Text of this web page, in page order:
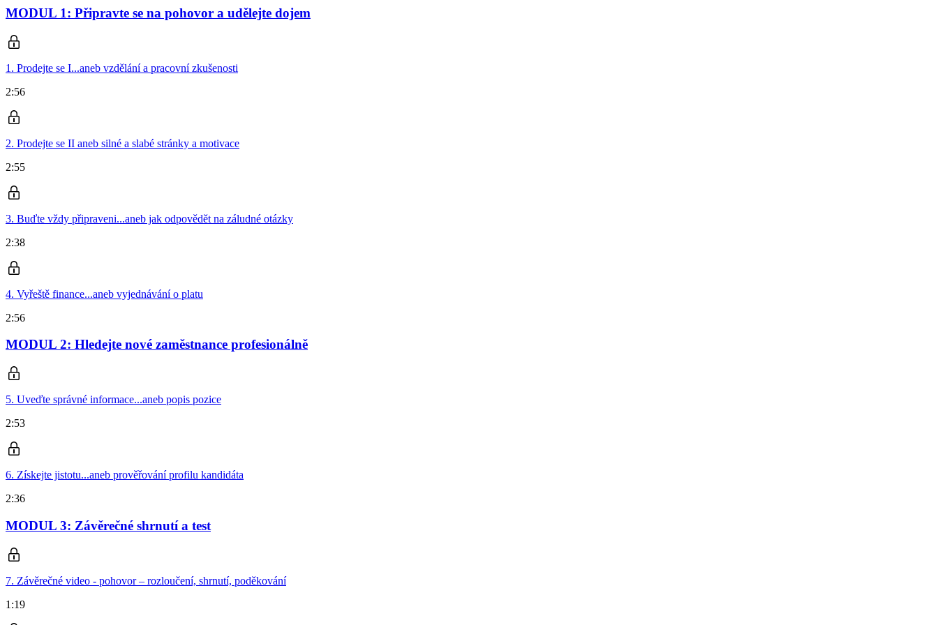
MODUL 1: Připravte se na pohovor a udělejte dojem
1. Prodejte se I...aneb vzdělání a pracovní zkušenosti
2:56
2. Prodejte se II aneb silné a slabé stránky a motivace
2:55
3. Buďte vždy připraveni...aneb jak odpovědět na záludné otázky
2:38
4. Vyřeště finance...aneb vyjednávání o platu
2:56
MODUL 2: Hledejte nové zaměstnance profesionálně
5. Uveďte správné informace...aneb popis pozice
2:53
6. Získejte jistotu...aneb prověřování profilu kandidáta
2:36
MODUL 3: Závěrečné shrnutí a test
7. Závěrečné video - pohovor – rozloučení, shrnutí, poděkování
1:19